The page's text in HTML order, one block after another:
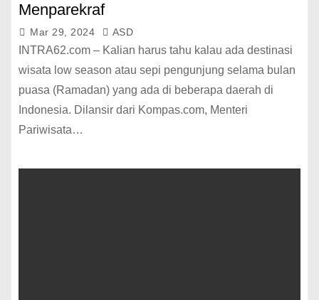
Menparekraf
Mar 29, 2024 ASD
INTRA62.com – Kalian harus tahu kalau ada destinasi
wisata low season atau sepi pengunjung selama bulan
puasa (Ramadan) yang ada di beberapa daerah di
Indonesia. Dilansir dari Kompas.com, Menteri
Pariwisata…